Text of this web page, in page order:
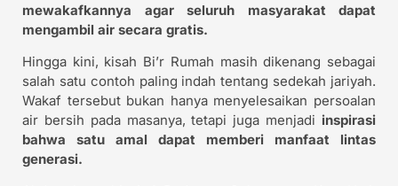
mewakafkannya agar seluruh masyarakat dapat
mengambil air secara gratis.
Hingga kini, kisah Bi’r Rumah masih dikenang sebagai
salah satu contoh paling indah tentang sedekah jariyah.
Wakaf tersebut bukan hanya menyelesaikan persoalan
air bersih pada masanya, tetapi juga menjadi inspirasi
bahwa satu amal dapat memberi manfaat lintas
generasi.